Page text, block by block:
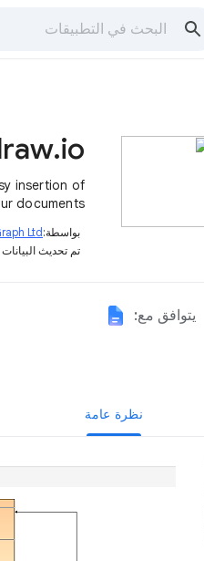
insertion of
documents.
بواسطة: Ltd
تم تحديث
يتوافق مع:
نظرة عامة